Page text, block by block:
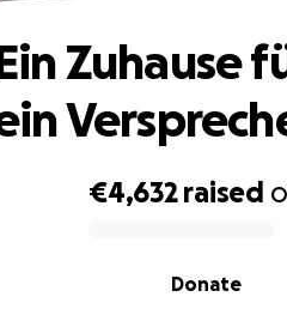
€4,632 raised
Donate
Zuhause